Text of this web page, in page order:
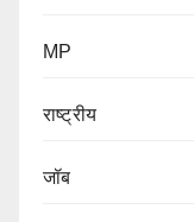
MP
राष्ट्रीय
जॉब